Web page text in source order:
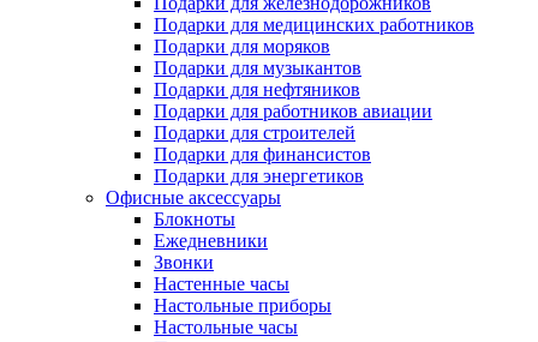
Подарки для медицинских работников
Подарки для моряков
Подарки для музыкантов
Подарки для нефтяников
Подарки для работников авиации
Подарки для строителей
Подарки для финансистов
Подарки для энергетиков
Офисные аксессуары
Блокноты
Ежедневники
Звонки
Настенные часы
Настольные приборы
Настольные часы